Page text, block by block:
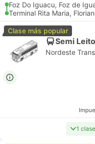
Foz Do Iguacu, Foz de
Terminal Rita Maria,
Clase más popular
Semi
Nordeste
1